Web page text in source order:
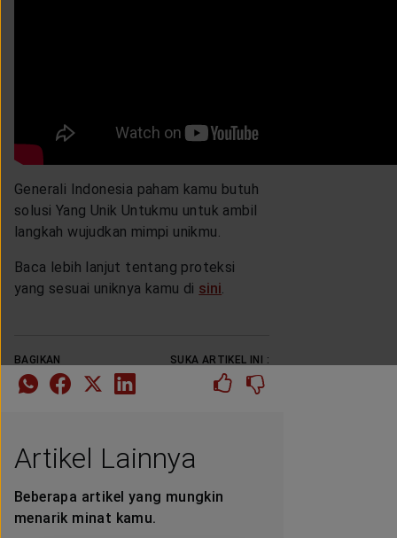
Generali Indonesia paham kamu butuh
solusi Yang Unik Untukmu untuk ambil
langkah wujudkan mimpi unikmu.
Baca lebih lanjut tentang proteksi
yang sesuai uniknya kamu di sini
BAGIKAN SUKA ARTIKEL INI :
Artikel Lainnya
Beberapa artikel yang mungkin
menarik minat kamu.